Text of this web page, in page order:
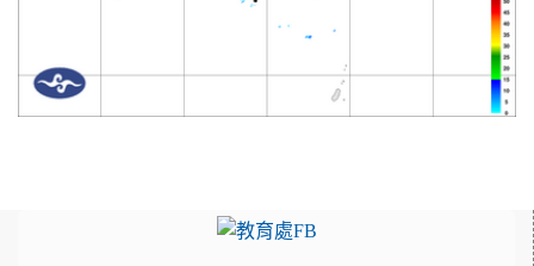
link to https://